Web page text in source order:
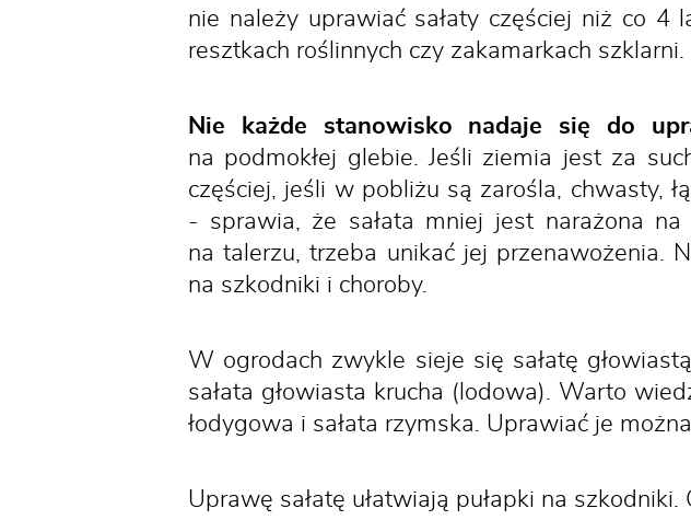
nie należy uprawiać sałaty częściej niż co
resztkach roślinnych czy zakamarkach szklarni.
Nie każde stanowisko nadaje się do
na podmokłej glebie. Jeśli ziemia jest za
częściej, jeśli w pobliżu są zarośla, chwasty,
- sprawia, że sałata mniej jest narażona
na talerzu, trzeba unikać jej przenawożenia.
na szkodniki i choroby.
W ogrodach zwykle sieje się sałatę
sałata głowiasta krucha (lodowa). Warto
łodygowa i sałata rzymska. Uprawiać je
Uprawę sałatę ułatwiają pułapki na